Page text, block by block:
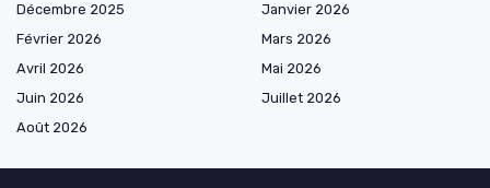
Décembre 2025
Janvier 2026
Février 2026
Mars 2026
Avril 2026
Mai 2026
Juin 2026
Juillet 2026
Août 2026